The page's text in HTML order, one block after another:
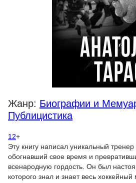
Жанр: Биографии и
Публицистика
12+
Эту книгу написал уникальный тренер
обогнавший свое время и
всенародную гордость. Он был
которого знал и знает весь